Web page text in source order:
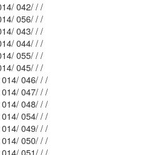
Mblu: 014/ 042/ / /
Mblu: 014/ 056/ / /
Mblu: 014/ 043/ / /
Mblu: 014/ 044/ / /
Mblu: 014/ 055/ / /
Mblu: 014/ 045/ / /
Mblu: 014/ 046/ / /
Mblu: 014/ 047/ / /
Mblu: 014/ 048/ / /
Mblu: 014/ 054/ / /
Mblu: 014/ 049/ / /
Mblu: 014/ 050/ / /
Mblu: 014/ 051/ / /